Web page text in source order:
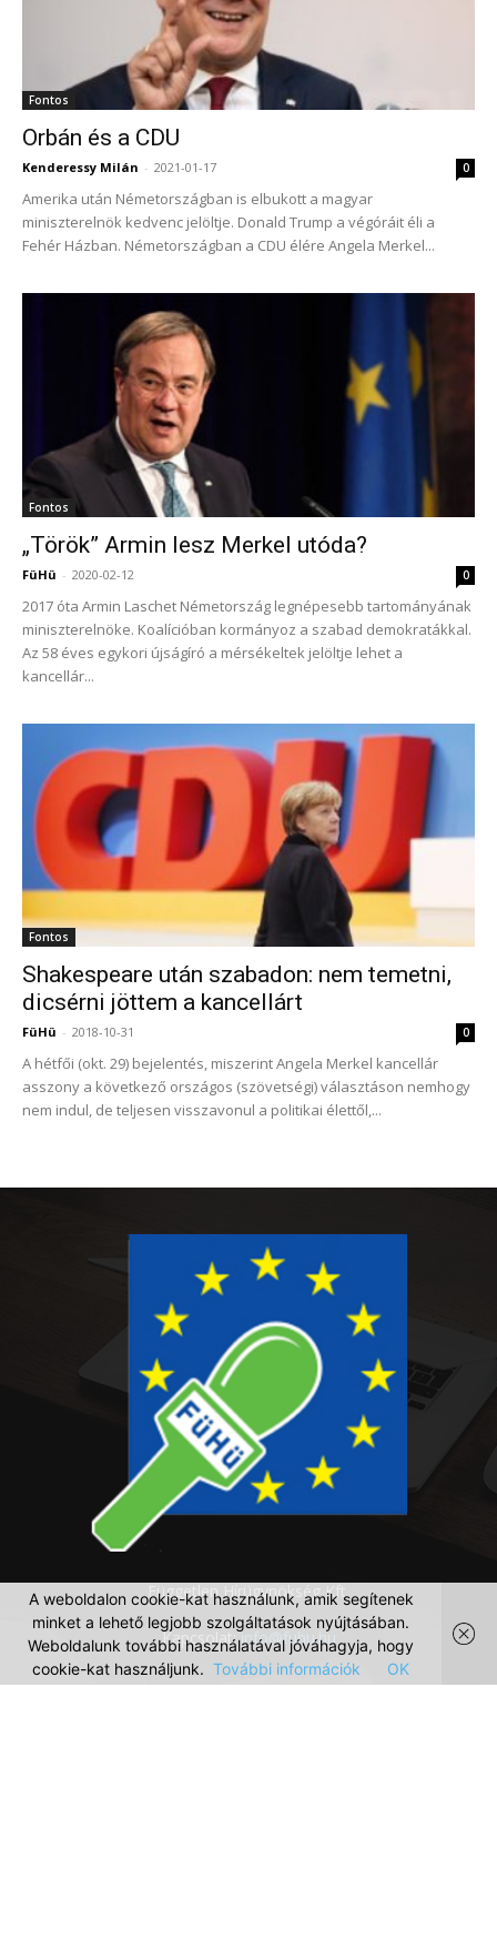
Fontos
Orbán és a CDU
Kenderessy Milán - 2021-01-17 0
Amerika után Németországban is elbukott a magyar
miniszterelnök kedvenc jelöltje. Donald Trump a végóráit éli a
Fehér Házban. Németországban a CDU élére Angela Merkel...
Fontos
„Török” Armin lesz Merkel utóda?
FüHü - 2020-02-12 0
2017 óta Armin Laschet Németország legnépesebb tartományának
miniszterelnöke. Koalícióban kormányoz a szabad demokratákkal.
Az 58 éves egykori újságíró a mérsékeltek jelöltje lehet a
kancellár...
Fontos
Shakespeare után szabadon: nem temetni,
dicsérni jöttem a kancellárt
FüHü - 2018-10-31 0
A hétfői (okt. 29) bejelentés, miszerint Angela Merkel kancellár
asszony a következő országos (szövetségi) választáson nemhogy
nem indul, de teljesen visszavonul a politikai élettől,...
Független Hírügynökség Kft.
Kapcsolat:info@fuhu.hu
A weboldalon cookie-kat használunk, amik segítenek
minket a lehető legjobb szolgáltatások nyújtásában.
Weboldalunk további használatával jóváhagyja, hogy
cookie-kat használjunk. További információk OK